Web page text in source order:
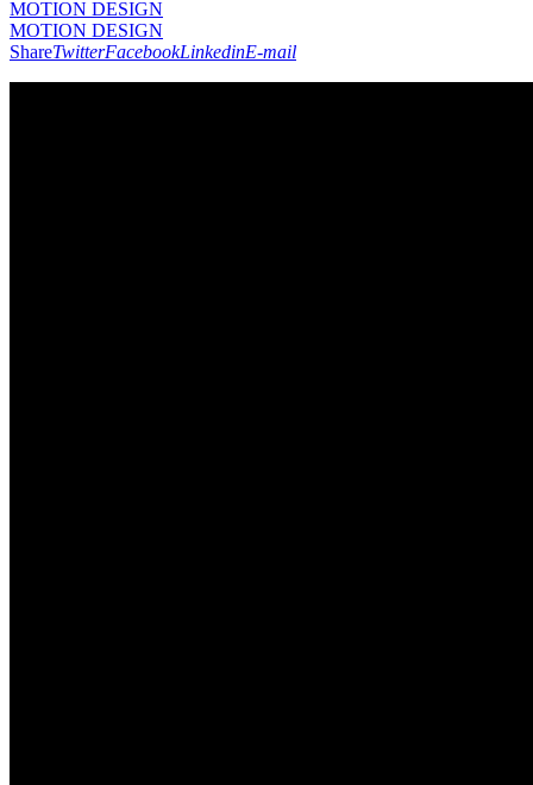
MOTION DESIGN
MOTION DESIGN
ShareTwitterFacebookLinkedinE-mail